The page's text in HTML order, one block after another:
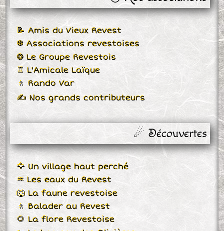
📝 Amis du Vieux Revest
❆ Associations revestoises
❂ Le Groupe Revestois
♖ L'Amicale Laïque
🚶 Rando Var
✍ Nos grands contributeurs
☄ Découvertes
🦅 Un village haut perché
♒ Les eaux du Revest
🐺 La faune revestoise
🚶 Balader au Revest
🌻 La flore Revestoise